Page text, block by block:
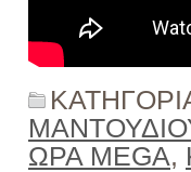
ΩΡΑ MEGA,